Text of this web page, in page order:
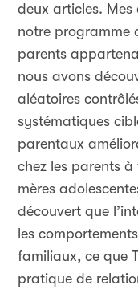
deux articles. Mes
notre programme
parents
nous avons
aléatoires
systématiques
parentaux
chez les parents à
mères
découvert que
les
familiaux, ce que
pratique de